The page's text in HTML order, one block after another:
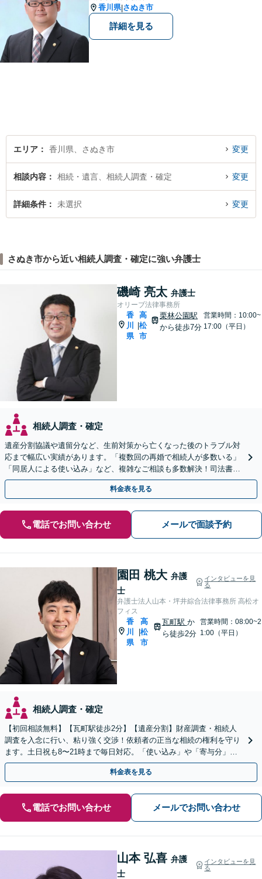
香川県|さぬき市
詳細を見る
エリア 香川県、さぬき市 変更
相談内容 相続・遺言、相続人調査・確定 変更
詳細条件 未選択 変更
さぬき市から近い相続人調査・確定に強い弁護士
磯崎 亮太 弁護士
オリーブ法律事務所
香
川
県
|
高
松
市
栗林公園駅
から徒歩7分
営業時間：10:00~
17:00（平日）
相続人調査・確定
遺産分割協議や遺留分など、生前対策から亡くなった後のトラブル対
応まで幅広い実績があります。「複数回の再婚で相続人が多数いる」
「同居人による使い込み」など、複雑なご相談も多数解決！司法書
士、税理士などと連携可【駐車場あり】
料金表を見る
電話でお問い合わせ メールで面談予約
園田 桃大 弁護
士
インタビューを見
る
弁護士法人山本・坪井綜合法律事務所 高松オ
フィス
香
川
県
高
松
市
瓦町駅 か
ら徒歩2分
営業時間：08:00~2
1:00（平日）
相続人調査・確定
【初回相談無料】【瓦町駅徒歩2分】【遺産分割】財産調査・相続人
調査を入念に行い、粘り強く交渉！依頼者の正当な相続の権利を守り
ます。土日祝も8〜21時まで毎日対応。「使い込み」や「寄与分」の
調査もお任せください！【遺言書作成や相続放棄も対応】
料金表を見る
電話でお問い合わせ メールでお問い合わせ
山本 弘喜 弁護
士
インタビューを見
る